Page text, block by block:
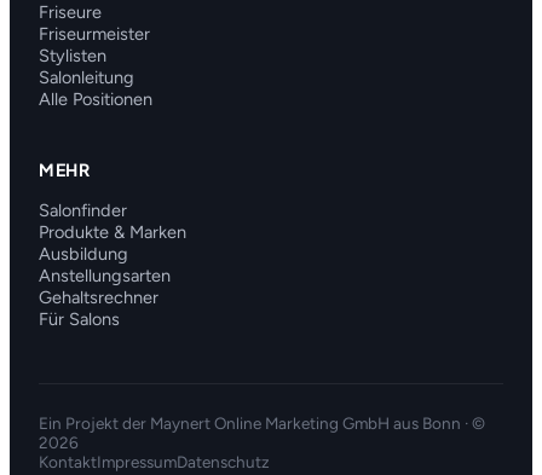
Friseure
Friseurmeister
Stylisten
Salonleitung
Alle Positionen
MEHR
Salonfinder
Produkte & Marken
Ausbildung
Anstellungsarten
Gehaltsrechner
Für Salons
Ein Projekt der Maynert Online Marketing GmbH aus Bonn · ©
2026
KontaktImpressumDatenschutz